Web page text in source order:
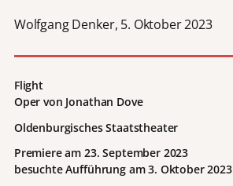
Wolfgang Denker, 5. Oktober 2023
Flight
Oper von Jonathan Dove
Oldenburgisches Staatstheater
Premiere am 23. September 2023
besuchte Aufführung am 3. Oktober 2023